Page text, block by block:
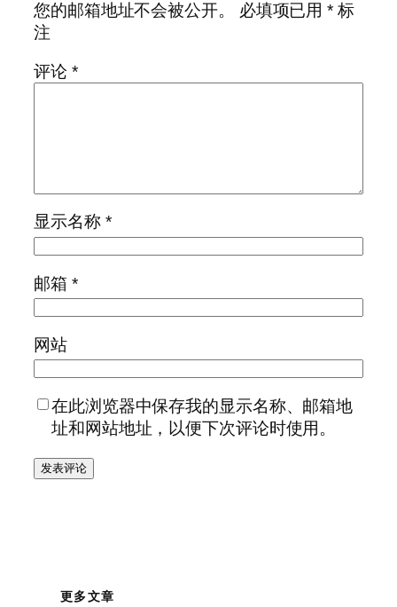
您的邮箱地址不会被公开。
必填项已用* 标
注
评论 *
显示名称 *
邮箱 *
网站
在此浏览器中保存我的显示名称、邮箱地
址和网站地址，以便下次评论时使用。
更多文章